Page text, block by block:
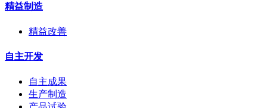
精益制造
精益改善
自主开发
自主成果
生产制造